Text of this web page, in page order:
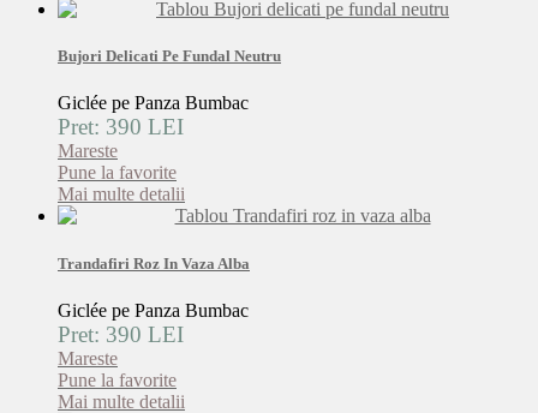
Bujori Delicati Pe Fundal Neutru
Giclée pe Panza Bumbac
Pret: 390 LEI
Mareste
Pune la favorite
Mai multe detalii
Trandafiri Roz In Vaza Alba
Giclée pe Panza Bumbac
Pret: 390 LEI
Mareste
Pune la favorite
Mai multe detalii